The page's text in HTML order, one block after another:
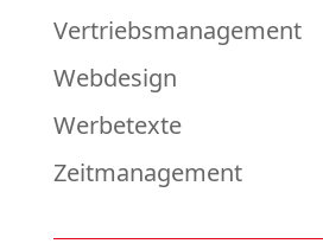
Vertriebsmanagement
Webdesign
Werbetexte
Zeitmanagement